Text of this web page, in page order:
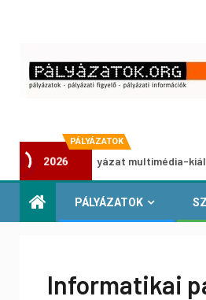
PÁLYÁZATOK
2026
pályázat multimédia-kiállításhoz
PÁLYÁZATOK
Informatikai